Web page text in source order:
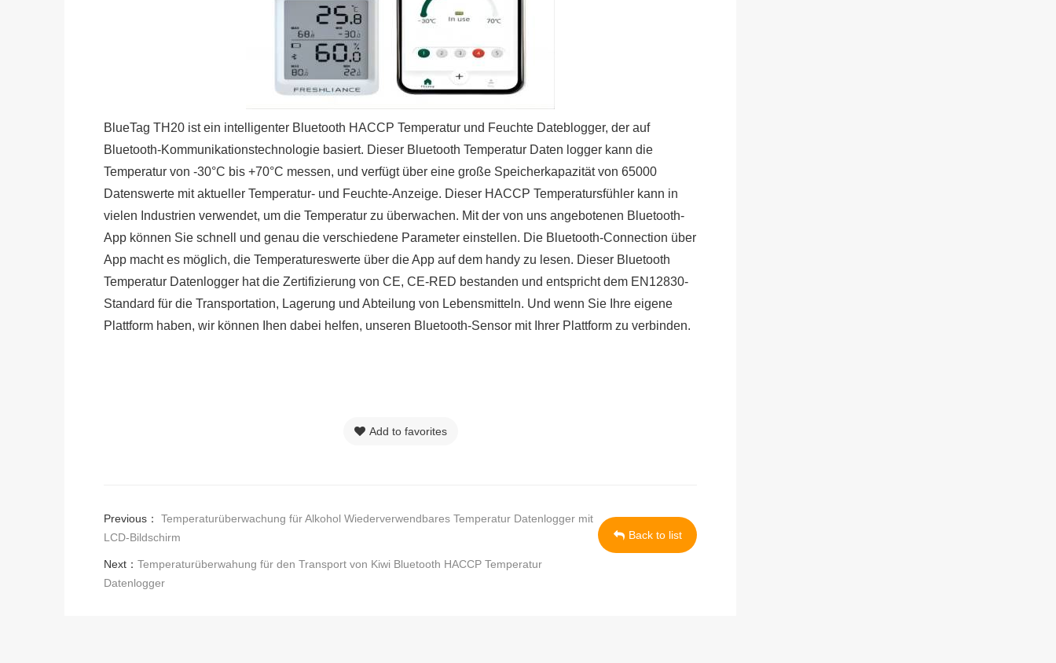
BlueTag TH20 ist ein intelligenter Bluetooth HACCP Temperatur und Feuchte Dateblogger, der auf
Bluetooth-Kommunikationstechnologie basiert. Dieser Bluetooth Temperatur Daten logger kann die
Temperatur von -30°C bis +70°C messen, und verfügt über eine große Speicherkapazität von 65000
Datenswerte mit aktueller Temperatur- und Feuchte-Anzeige. Dieser HACCP Temperatursfühler kann in
vielen Industrien verwendet, um die Temperatur zu überwachen. Mit der von uns angebotenen Bluetooth-
App können Sie schnell und genau die verschiedene Parameter einstellen. Die Bluetooth-Connection über
App macht es möglich, die Temperatureswerte über die App auf dem handy zu lesen. Dieser Bluetooth
Temperatur Datenlogger hat die Zertifizierung von CE, CE-RED bestanden und entspricht dem EN12830-
Standard für die Transportation, Lagerung und Abteilung von Lebensmitteln. Und wenn Sie Ihre eigene
Plattform haben, wir können Ihen dabei helfen, unseren Bluetooth-Sensor mit Ihrer Plattform zu verbinden.
Add to favorites
Previous：
Temperaturüberwachung für Alkohol Wiederverwendbares Temperatur Datenlogger mit
LCD-Bildschirm
Next： Temperaturüberwahung für den Transport von Kiwi Bluetooth HACCP Temperatur
Datenlogger
Back to list